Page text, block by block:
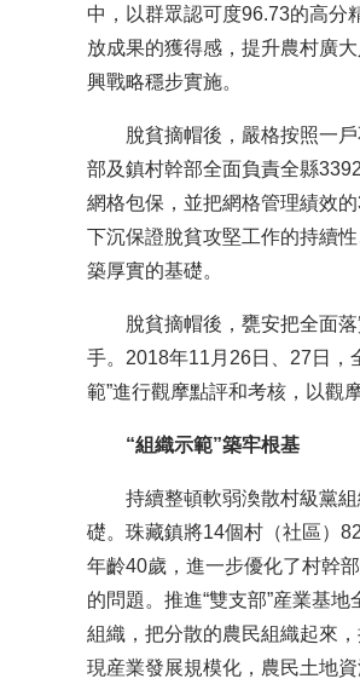
中，以群眾認可度96.73的高分
放成果的獲得感，提升農村廣
興戰略穩步實施。
脫貧摘帽後，嚴格按照一戶
部及鎮村幹部全面負責全縣
網格包保，並把網格管理績效
下沉保證脫貧攻堅工作的持續
築厚實的基礎。
脫貧摘帽後，甕安把全面落
手。2018年11月26日、27日，
範”進行觀摩點評和考核，以觀
“組織示範”築牢根基
持續整頓軟弱渙散村級黨組
礎。珠藏鎮將14個村（社區）
年齡40歲，進一步優化了村幹
的問題。推進“雙支部”産業基
組織，把分散的農民組織起來
現産業發展規模化，農民土地